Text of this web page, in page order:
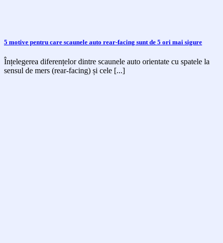
5 motive pentru care scaunele auto rear-facing sunt de 5 ori mai sigure
Înțelegerea diferențelor dintre scaunele auto orientate cu spatele la
sensul de mers (rear-facing) și cele [...]